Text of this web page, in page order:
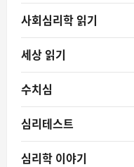
사회심리학 읽기
세상 읽기
수치심
심리테스트
심리학 이야기